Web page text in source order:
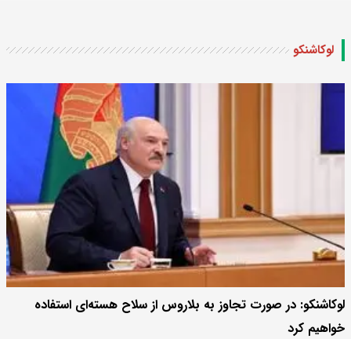
لوکاشنکو
لوکاشنکو: در صورت تجاوز به بلاروس از سلاح هسته‌ای استفاده
خواهیم کرد